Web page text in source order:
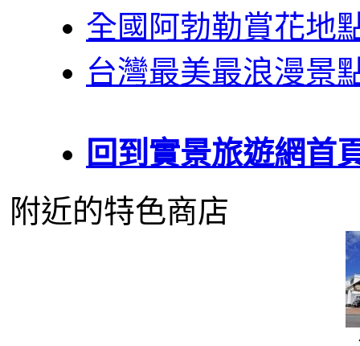
全國阿勃勒賞花地
台灣最美最浪漫景
回到實景旅遊網首
附近的特色商店